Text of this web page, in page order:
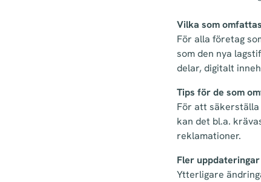
Vilka som
För alla företag
som den nya
delar, digitalt
Tips för de som
För att
kan det bl.a.
reklamationer.
Fler
Ytterligare